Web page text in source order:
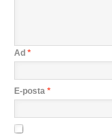
Ad *
E-posta *